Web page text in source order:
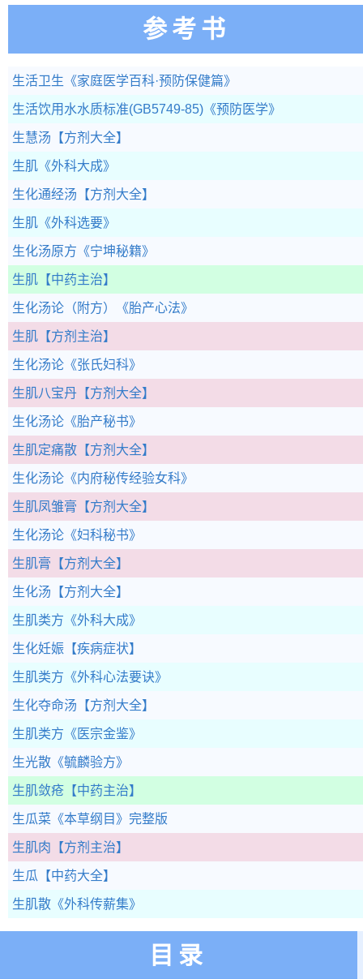
参考书
生活卫生 《家庭医学百科·预防保健篇》
生活饮用水水质标准(GB5749-85) 《预防医学》
生慧汤 【方剂大全】
生肌 《外科大成》
生化通经汤 【方剂大全】
生肌 《外科选要》
生化汤原方 《宁坤秘籍》
生肌 【中药主治】
生化汤论（附方） 《胎产心法》
生肌 【方剂主治】
生化汤论 《张氏妇科》
生肌八宝丹 【方剂大全】
生化汤论 《胎产秘书》
生肌定痛散 【方剂大全】
生化汤论 《内府秘传经验女科》
生肌凤雏膏 【方剂大全】
生化汤论 《妇科秘书》
生肌膏 【方剂大全】
生化汤 【方剂大全】
生肌类方 《外科大成》
生化妊娠 【疾病症状】
生肌类方 《外科心法要诀》
生化夺命汤 【方剂大全】
生肌类方 《医宗金鉴》
生光散 《毓麟验方》
生肌敛疮 【中药主治】
生瓜菜 《本草纲目》完整版
生肌肉 【方剂主治】
生瓜 【中药大全】
生肌散 《外科传薪集》
目录